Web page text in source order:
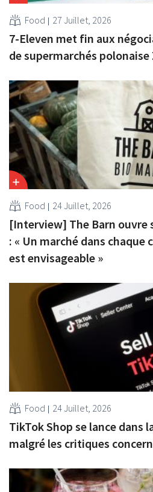
Food 27 Juillet, 2026
7-Eleven met fin aux
de supermarchés polonaise
Food 24 Juillet, 2026
[Interview] The Barn ouvre
: « Un marché dans
est envisageable »
Food 24 Juillet, 2026
TikTok Shop se lance dans
malgré les critiques